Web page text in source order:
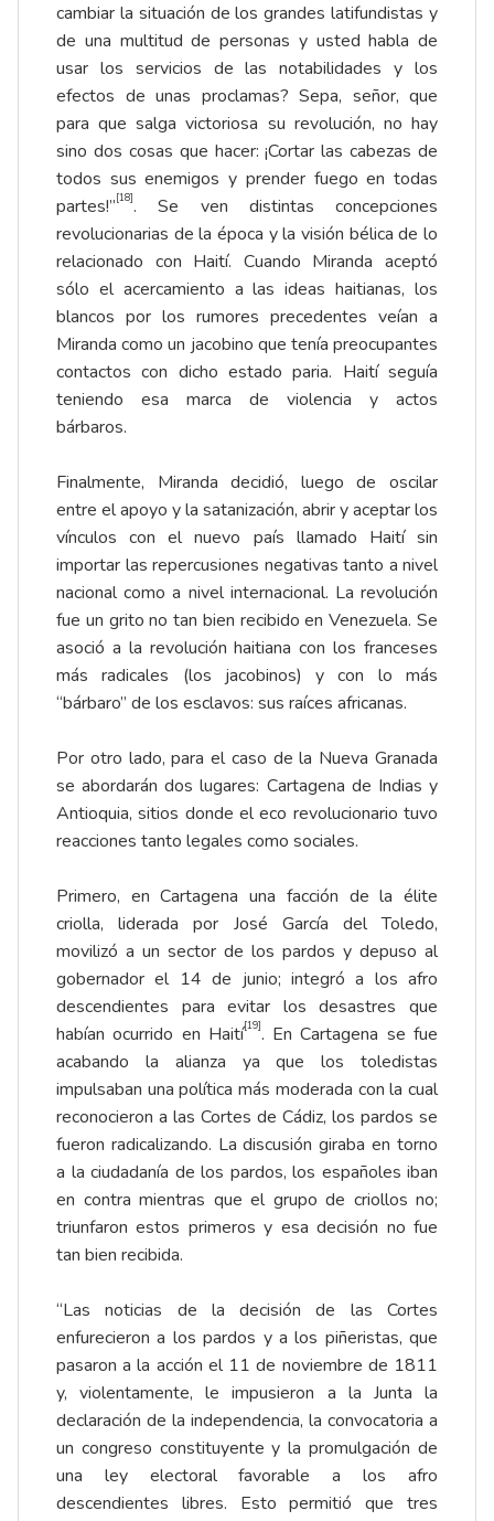
cambiar la situación de los grandes latifundistas y
de una multitud de personas y usted habla de
usar los servicios de las notabilidades y los
efectos de unas proclamas? Sepa, señor, que
para que salga victoriosa su revolución, no hay
sino dos cosas que hacer: ¡Cortar las cabezas de
todos sus enemigos y prender fuego en todas
partes!”[18]. Se ven distintas concepciones
revolucionarias de la época y la visión bélica de lo
relacionado con Haití. Cuando Miranda aceptó
sólo el acercamiento a las ideas haitianas, los
blancos por los rumores precedentes veían a
Miranda como un jacobino que tenía preocupantes
contactos con dicho estado paria. Haití seguía
teniendo esa marca de violencia y actos
bárbaros.
Finalmente, Miranda decidió, luego de oscilar
entre el apoyo y la satanización, abrir y aceptar los
vínculos con el nuevo país llamado Haití sin
importar las repercusiones negativas tanto a nivel
nacional como a nivel internacional. La revolución
fue un grito no tan bien recibido en Venezuela. Se
asoció a la revolución haitiana con los franceses
más radicales (los jacobinos) y con lo más
“bárbaro” de los esclavos: sus raíces africanas.
Por otro lado, para el caso de la Nueva Granada
se abordarán dos lugares: Cartagena de Indias y
Antioquia, sitios donde el eco revolucionario tuvo
reacciones tanto legales como sociales.
Primero, en Cartagena una facción de la élite
criolla, liderada por José García del Toledo,
movilizó a un sector de los pardos y depuso al
gobernador el 14 de junio; integró a los afro
descendientes para evitar los desastres que
habían ocurrido en Haití[19]. En Cartagena se fue
acabando la alianza ya que los toledistas
impulsaban una política más moderada con la cual
reconocieron a las Cortes de Cádiz, los pardos se
fueron radicalizando. La discusión giraba en torno
a la ciudadanía de los pardos, los españoles iban
en contra mientras que el grupo de criollos no;
triunfaron estos primeros y esa decisión no fue
tan bien recibida.
“Las noticias de la decisión de las Cortes
enfurecieron a los pardos y a los piñeristas, que
pasaron a la acción el 11 de noviembre de 1811
y, violentamente, le impusieron a la Junta la
declaración de la independencia, la convocatoria a
un congreso constituyente y la promulgación de
una ley electoral favorable a los afro
descendientes libres. Esto permitió que tres